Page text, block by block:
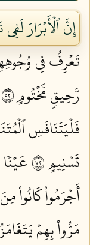
إِنَّ ٱلۡأَبۡرَارَ لَفِي
تَعۡرِفُ فِي
رَّحِيقٖ مَّخۡتُومٍ ٢٥
فَلۡيَتَنَافَسِ
تَسۡنِيمٍ ٢٧
أَجۡرَمُواْ كَانُواْ
مَرُّواْ بِهِمۡ